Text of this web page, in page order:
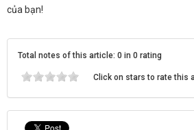
của bạn!
Total notes of this article: 0 in 0 rating
Click on stars to rate this